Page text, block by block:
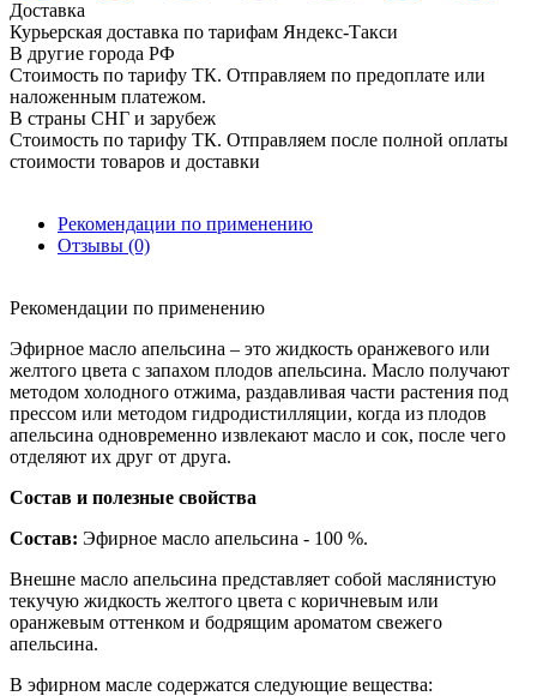
Доставка
Курьерская доставка по тарифам Яндекс-Такси
В другие города РФ
Стоимость по тарифу ТК. Отправляем по предоплате или
наложенным платежом.
В страны СНГ и зарубеж
Стоимость по тарифу ТК. Отправляем после полной оплаты
стоимости товаров и доставки
Рекомендации по применению
Отзывы (0)
Рекомендации по применению
Эфирное масло апельсина – это жидкость оранжевого или
желтого цвета с запахом плодов апельсина. Масло получают
методом холодного отжима, раздавливая части растения под
прессом или методом гидродистилляции, когда из плодов
апельсина одновременно извлекают масло и сок, после чего
отделяют их друг от друга.
Состав и полезные свойства
Состав: Эфирное масло апельсина - 100 %.
Внешне масло апельсина представляет собой маслянистую
текучую жидкость желтого цвета с коричневым или
оранжевым оттенком и бодрящим ароматом свежего
апельсина.
В эфирном масле содержатся следующие вещества: